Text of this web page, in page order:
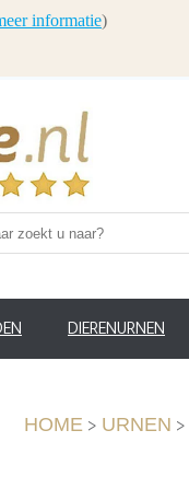
DIERENURNEN
HOME > URNEN >
informatie)